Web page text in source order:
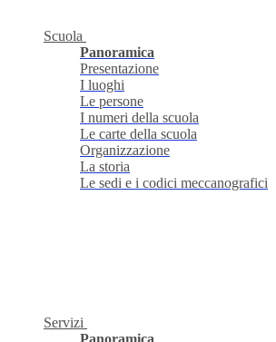
Scuola
Panoramica
Presentazione
I luoghi
Le persone
I numeri della scuola
Le carte della scuola
Organizzazione
La storia
Le sedi e i codici meccanografici
Servizi